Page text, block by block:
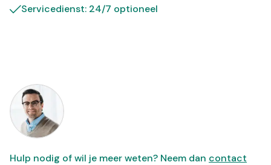
Servicedienst: 24/7 optioneel
Hulp nodig of wil je meer weten? Neem dan contact